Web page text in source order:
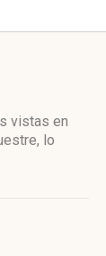
vistas en
lo